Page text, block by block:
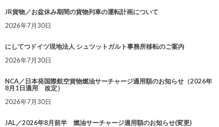
JR貨物／お盆休み期間の貨物列車の運転計画について
2026年7月30日
にしてつドイツ現地法人 シュツットガルト事務所移転のご案内
2026年7月30日
NCA／日本発国際航空貨物燃油サーチャージ適用額のお知らせ（2026年
8月1日適用 改定）
2026年7月30日
JAL／2026年8月前半 燃油サーチャージ適用額のお知らせ(変更)